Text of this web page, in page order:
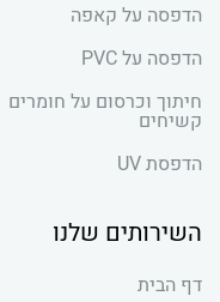
הדפסה על קאפה
הדפסה על PVC
חיתוך וכרסום על חומרים
קשיחים
הדפסת UV
השירותים שלנו
דף הבית